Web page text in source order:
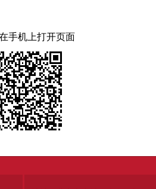
手机上打开页面